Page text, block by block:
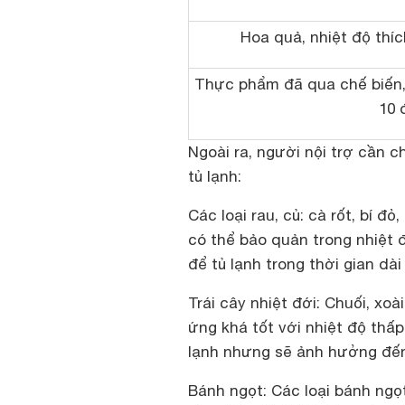
Hoa quả, nhiệt độ
Thực phẩm đã qua chế
10
Ngoài ra, người nội trợ cần
tủ lạnh:
Các loại rau, củ: cà rốt, bí
có thể bảo quản trong nhiệt
để tủ lạnh trong thời gian
Trái cây nhiệt đới: Chuối,
ứng khá tốt với nhiệt độ
lạnh nhưng sẽ ảnh hưởng
Bánh ngọt: Các loại bánh